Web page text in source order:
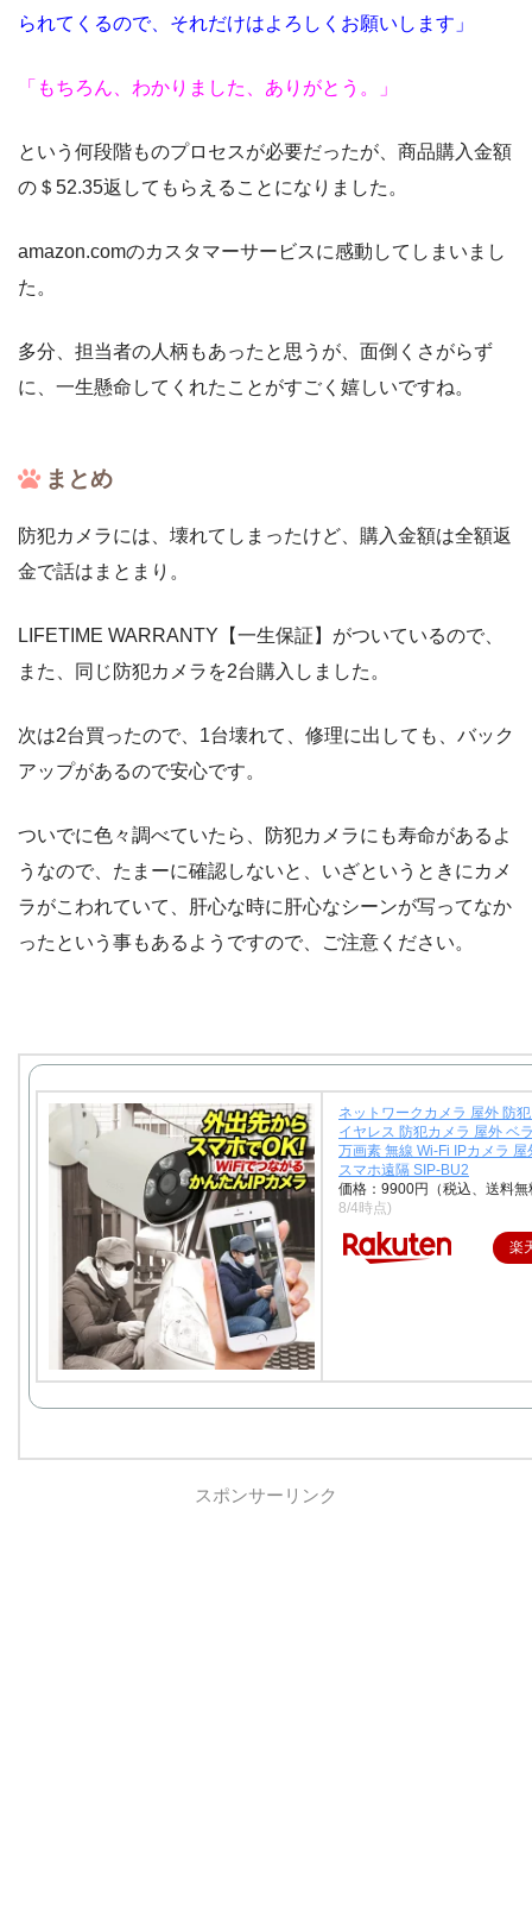
られてくるので、それだけはよろしくお願いします」
「もちろん、わかりました、ありがとう。」
という何段階ものプロセスが必要だったが、商品購入金額
の＄52.35返してもらえることになりました。
amazon.comのカスタマーサービスに感動してしまいまし
た。
多分、担当者の人柄もあったと思うが、面倒くさがらず
に、一生懸命してくれたことがすごく嬉しいですね。
まとめ
防犯カメラには、壊れてしまったけど、購入金額は全額返
金で話はまとまり。
LIFETIME WARRANTY【一生保証】がついているので、
また、同じ防犯カメラを2台購入しました。
次は2台買ったので、1台壊れて、修理に出しても、バック
アップがあるので安心です。
ついでに色々調べていたら、防犯カメラにも寿命があるよ
うなので、たまーに確認しないと、いざというときにカメ
ラがこわれていて、肝心な時に肝心なシーンが写ってなか
ったという事もあるようですので、ご注意ください。
ネットワークカメラ 屋外 防
イヤレス 防犯カメラ 屋外 ベ
万画素 無線 Wi-Fi IPカメラ 屋
スマホ遠隔 SIP-BU2
価格：9900円（税込、送料無
8/4時点)
楽
スポンサーリンク